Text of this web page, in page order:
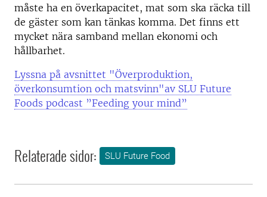
måste ha en överkapacitet, mat som ska räcka till
de gäster som kan tänkas komma. Det finns ett
mycket nära samband mellan ekonomi och
hållbarhet.
Lyssna på avsnittet "Överproduktion,
överkonsumtion och matsvinn"av SLU Future
Foods podcast ”Feeding your mind”
Relaterade sidor: SLU Future Food